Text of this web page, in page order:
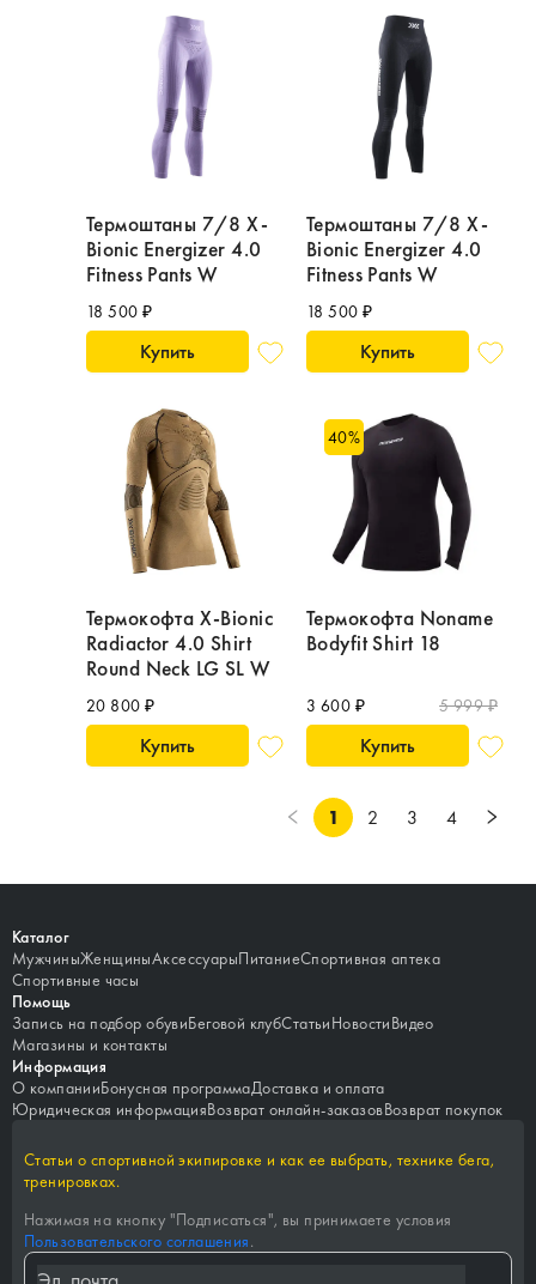
Термоштаны 7/8 X-
Bionic Energizer 4.0
Fitness Pants W
18 500 ₽
Купить
Термоштаны 7/8 X-
Bionic Energizer 4.0
Fitness Pants W
18 500 ₽
Купить
Термокофта X-Bionic
Radiactor 4.0 Shirt
Round Neck LG SL W
20 800 ₽
Купить
40%
Термокофта Noname
Bodyfit Shirt 18
3 600 ₽ 5 999 ₽
Купить
1 2 3 4
Каталог
МужчиныЖенщиныАксессуарыПитаниеСпортивная аптека
Спортивные часы
Помощь
Запись на подбор обувиБеговой клубСтатьиНовостиВидео
Магазины и контакты
Информация
О компанииБонусная программаДоставка и оплата
Юридическая информацияВозврат онлайн-заказовВозврат покупок
Статьи о спортивной экипировке и как ее выбрать, технике бега,
тренировках.
Нажимая на кнопку "Подписаться", вы принимаете условия
Пользовательского соглашения.